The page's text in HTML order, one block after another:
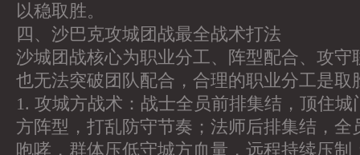
以稳取胜。
四、沙巴克攻城团战最全战术打法
沙城团战核心为职业分工、阵型配合、攻守
也无法突破团队配合，合理的职业分工是取
1. 攻城方战术：战士全员前排集结，顶住
方阵型，打乱防守节奏；法师后排集结，全
咆哮，群体压低守城方血量，远程持续压制